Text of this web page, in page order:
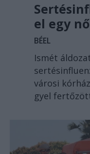
el egy
BÉEL
Ismét
városi
gyel